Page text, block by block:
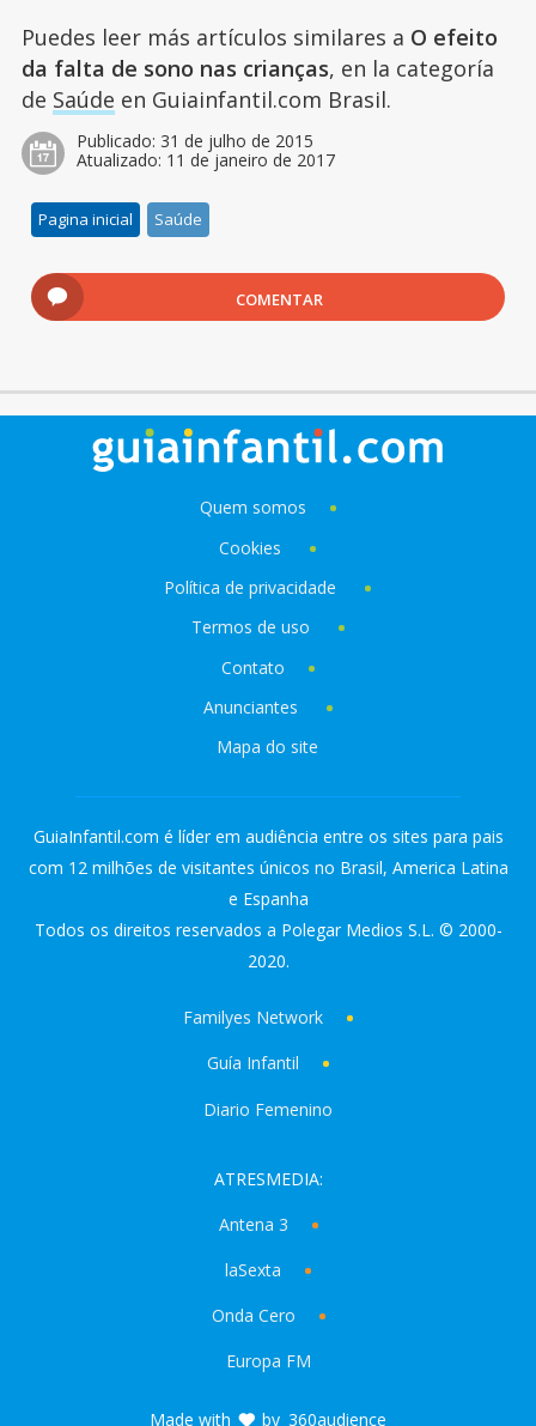
Puedes leer más artículos similares a O efeito
da falta de sono nas crianças, en la categoría
de Saúde en Guiainfantil.com Brasil.
Publicado: 31 de julho de 2015
Atualizado: 11 de janeiro de 2017
Pagina inicial Saúde
COMENTAR
Quem somos
Cookies
Política de privacidade
Termos de uso
Contato
Anunciantes
Mapa do site
GuiaInfantil.com é líder em audiência entre os sites para pais
com 12 milhões de visitantes únicos no Brasil, America Latina
e Espanha
Todos os direitos reservados a Polegar Medios S.L. © 2000-
2020.
Familyes Network
Guía Infantil
Diario Femenino
ATRESMEDIA:
Antena 3
laSexta
Onda Cero
Europa FM
Made with by 360audience